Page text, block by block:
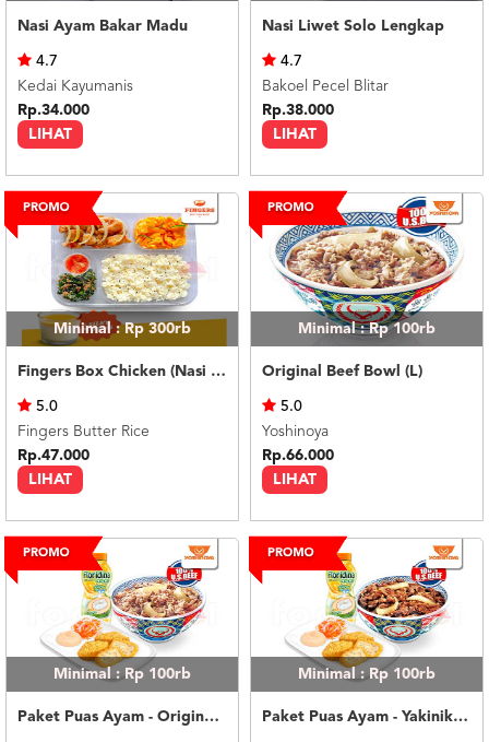
Nasi Ayam Bakar Madu
LIHAT
4.7
Kedai Kayumanis
Rp.34.000
Nasi Liwet Solo Lengkap
LIHAT
4.7
Bakoel Pecel Blitar
Rp.38.000
Minimal : Rp 300rb
Fingers Box Chicken (Nasi Putih) Silky Pudding
LIHAT
5.0
Fingers Butter Rice
Rp.47.000
Minimal : Rp 100rb
Original Beef Bowl (L)
LIHAT
5.0
Yoshinoya
Rp.66.000
Minimal : Rp 100rb
Paket Puas Ayam - Original Beef Paket Puas (R)
Minimal : Rp 100rb
Paket Puas Ayam - Yakiniku Beef Paket Puas (R)